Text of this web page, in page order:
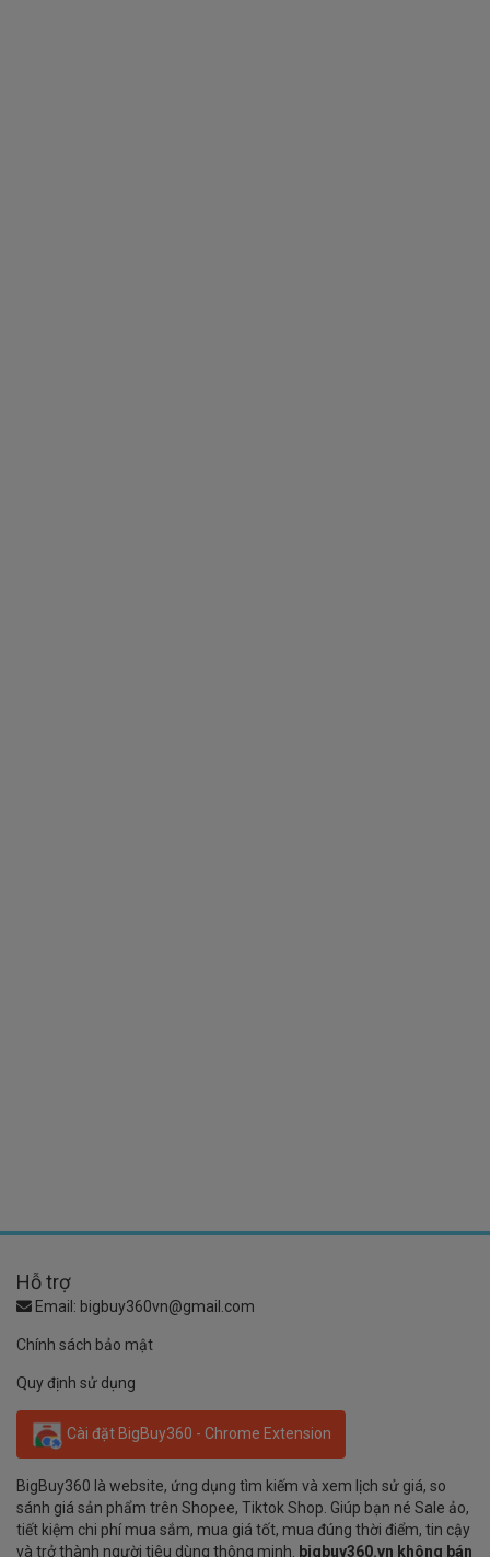
Hỗ trợ
Email: bigbuy360vn@gmail.com
Chính sách bảo mật
Quy định sử dụng
Cài đặt BigBuy360 - Chrome Extension
BigBuy360 là website, ứng dụng tìm kiếm và xem lịch sử giá, so
sánh giá sản phẩm trên Shopee, Tiktok Shop. Giúp bạn né Sale ảo,
tiết kiệm chi phí mua sắm, mua giá tốt, mua đúng thời điểm, tin cậy
và trở thành người tiêu dùng thông minh.
bigbuy360.vn không bán